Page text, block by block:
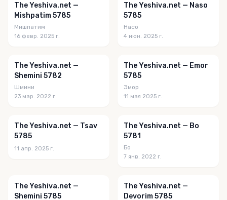
The Yeshiva.net —
Mishpatim 5785
Мишпатим
16 февр. 2025 г.
The Yeshiva.net — Naso
5785
Насо
4 июн. 2025 г.
The Yeshiva.net —
Shemini 5782
Шмини
23 мар. 2022 г.
The Yeshiva.net — Emor
5785
Эмор
11 мая 2025 г.
The Yeshiva.net — Tsav
5785
11 апр. 2025 г.
The Yeshiva.net — Bo
5781
Бо
7 янв. 2022 г.
The Yeshiva.net —
Shemini 5785
The Yeshiva.net —
Devorim 5785